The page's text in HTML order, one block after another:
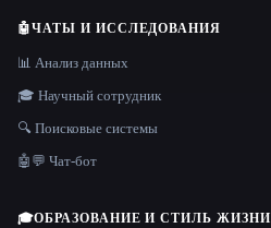
🤖ЧАТЫ И ИССЛЕДОВАНИЯ
📊 Анализ данных
🎓 Научный сотрудник
🔍 Поисковые системы
🤖💬 Чат-бот
🎓ОБРАЗОВАНИЕ И СТИЛЬ ЖИЗНИ